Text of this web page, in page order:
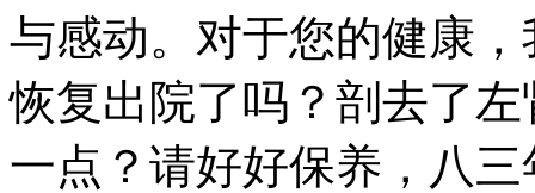
与感动。对于您的健康
恢复出院了吗？剖去了
一点？请好好保养，八